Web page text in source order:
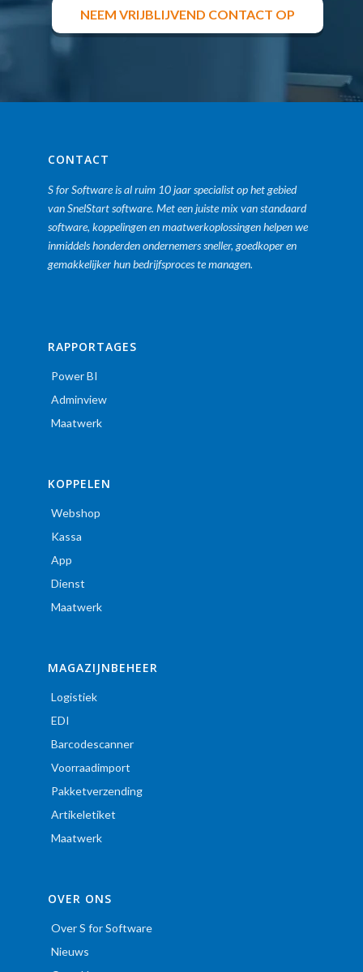
NEEM VRIJBLIJVEND CONTACT OP
CONTACT
S for Software is al ruim 10 jaar specialist op het gebied
van SnelStart software. Met een juiste mix van standaard
software, koppelingen en maatwerkoplossingen helpen we
inmiddels honderden ondernemers sneller, goedkoper en
gemakkelijker hun bedrijfsproces te managen.
RAPPORTAGES
Power BI
Adminview
Maatwerk
KOPPELEN
Webshop
Kassa
App
Dienst
Maatwerk
MAGAZIJNBEHEER
Logistiek
EDI
Barcodescanner
Voorraadimport
Pakketverzending
Artikeletiket
Maatwerk
OVER ONS
Over S for Software
Nieuws